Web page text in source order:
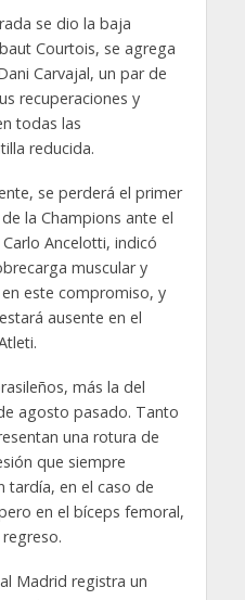
se dio la baja
Courtois, se agrega
Carvajal, un par de
recuperaciones y
todas las
reducida.
se perderá el primer
la Champions ante el
Ancelotti, indicó
muscular y
este compromiso, y
ausente en el
más la del
agosto pasado. Tanto
una rotura de
que siempre
tardía, en el caso de
en el bíceps femoral,
Madrid registra un